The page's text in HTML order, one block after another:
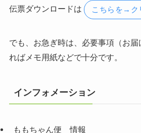
伝票ダウンロードは こちらを→ク
でも、お急ぎ時は、必要事項（お
ればメモ用紙などで十分です。
インフォメーション
ももちゃん便 情報